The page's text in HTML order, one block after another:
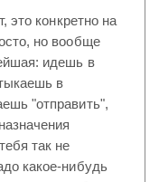
это конкретно на
но вообще
идешь в
в
"отправить",
так не
какое-нибудь